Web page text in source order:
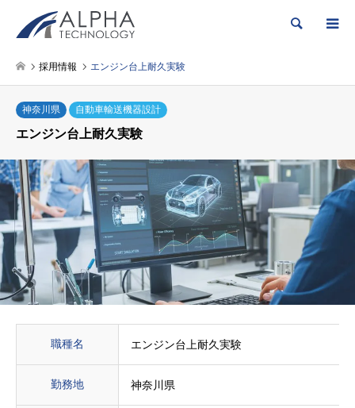
検索
採用情報 エンジン台上耐久実験
神奈川県 自動車輸送機器設計
エンジン台上耐久実験
職種名 エンジン台上耐久実験
勤務地 神奈川県